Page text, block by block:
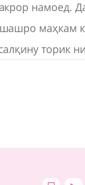
намоед.
маҳкам
торик